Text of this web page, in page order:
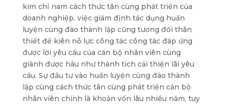
kim chỉ nam cách thức tân cùng phát triển của
doanh nghiệp. việc giám định tác dụng huấn
luyện cùng đào thành lập cũng tương đối thân
thiết để kiên nỗ lực công tác công tác đáp ứng
được lời yêu cầu của cán bộ nhân viên cùng
giành được hầu như thành tích cải thiện lãi yêu
cầu. Sự đầu tư vào huấn luyện cùng đào thành
lập cùng cách thức tân cùng phát triển cán bộ
nhân viên chính là khoản vốn lâu nhiều năm, tuy